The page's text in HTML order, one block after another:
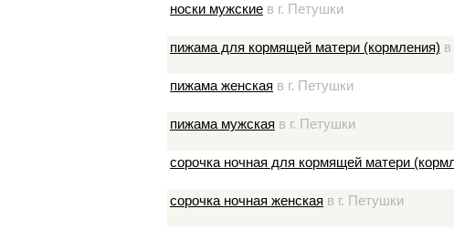
носки мужские в г. Петушки
пижама для кормящей матери (кормления)
пижама женская в г. Петушки
пижама мужская в г. Петушки
сорочка ночная для кормящей матери
сорочка ночная женская в г. Петушки